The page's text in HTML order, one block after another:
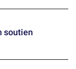
soutien